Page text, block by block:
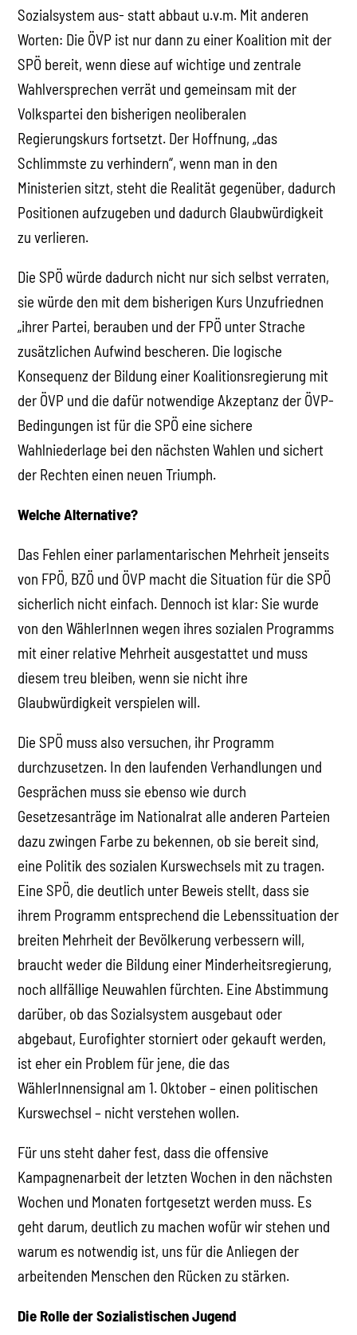
Sozialsystem aus- statt abbaut u.v.m. Mit anderen
Worten: Die ÖVP ist nur dann zu einer Koalition mit der
SPÖ bereit, wenn diese auf wichtige und zentrale
Wahlversprechen verrät und gemeinsam mit der
Volkspartei den bisherigen neoliberalen
Regierungskurs fortsetzt. Der Hoffnung, „das
Schlimmste zu verhindern“, wenn man in den
Ministerien sitzt, steht die Realität gegenüber, dadurch
Positionen aufzugeben und dadurch Glaubwürdigkeit
zu verlieren.
Die SPÖ würde dadurch nicht nur sich selbst verraten,
sie würde den mit dem bisherigen Kurs Unzufriednen
„ihrer Partei, berauben und der FPÖ unter Strache
zusätzlichen Aufwind bescheren. Die logische
Konsequenz der Bildung einer Koalitionsregierung mit
der ÖVP und die dafür notwendige Akzeptanz der ÖVP-
Bedingungen ist für die SPÖ eine sichere
Wahlniederlage bei den nächsten Wahlen und sichert
der Rechten einen neuen Triumph.
Welche Alternative?
Das Fehlen einer parlamentarischen Mehrheit jenseits
von FPÖ, BZÖ und ÖVP macht die Situation für die SPÖ
sicherlich nicht einfach. Dennoch ist klar: Sie wurde
von den WählerInnen wegen ihres sozialen Programms
mit einer relative Mehrheit ausgestattet und muss
diesem treu bleiben, wenn sie nicht ihre
Glaubwürdigkeit verspielen will.
Die SPÖ muss also versuchen, ihr Programm
durchzusetzen. In den laufenden Verhandlungen und
Gesprächen muss sie ebenso wie durch
Gesetzesanträge im Nationalrat alle anderen Parteien
dazu zwingen Farbe zu bekennen, ob sie bereit sind,
eine Politik des sozialen Kurswechsels mit zu tragen.
Eine SPÖ, die deutlich unter Beweis stellt, dass sie
ihrem Programm entsprechend die Lebenssituation der
breiten Mehrheit der Bevölkerung verbessern will,
braucht weder die Bildung einer Minderheitsregierung,
noch allfällige Neuwahlen fürchten. Eine Abstimmung
darüber, ob das Sozialsystem ausgebaut oder
abgebaut, Eurofighter storniert oder gekauft werden,
ist eher ein Problem für jene, die das
WählerInnensignal am 1. Oktober – einen politischen
Kurswechsel – nicht verstehen wollen.
Für uns steht daher fest, dass die offensive
Kampagnenarbeit der letzten Wochen in den nächsten
Wochen und Monaten fortgesetzt werden muss. Es
geht darum, deutlich zu machen wofür wir stehen und
warum es notwendig ist, uns für die Anliegen der
arbeitenden Menschen den Rücken zu stärken.
Die Rolle der Sozialistischen Jugend